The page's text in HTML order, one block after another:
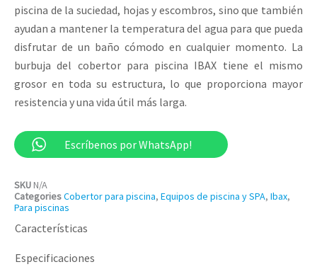
piscina de la suciedad, hojas y escombros, sino que también
ayudan a mantener la temperatura del agua para que pueda
disfrutar de un baño cómodo en cualquier momento. La
burbuja del cobertor para piscina IBAX tiene el mismo
grosor en toda su estructura, lo que proporciona mayor
resistencia y una vida útil más larga.
Escríbenos por WhatsApp!
SKUN/A
CategoriesCobertor para piscina, Equipos de piscina y SPA, Ibax,
Para piscinas
Características
Especificaciones